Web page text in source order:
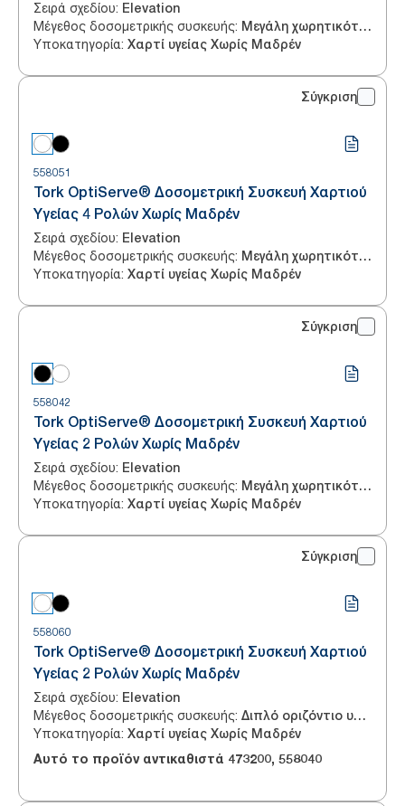
Σειρά σχεδίου: Elevation
Μέγεθος δοσομετρικής συσκευής: Μεγάλη χωρητικότητα
Υποκατηγορία: Χαρτί υγείας Χωρίς Μαδρέν
Σύγκριση
558051
Tork OptiServe® Δοσομετρική Συσκευή Χαρτιού
Υγείας 4 Ρολών Χωρίς Μαδρέν
Σειρά σχεδίου: Elevation
Μέγεθος δοσομετρικής συσκευής: Μεγάλη χωρητικότητα
Υποκατηγορία: Χαρτί υγείας Χωρίς Μαδρέν
Σύγκριση
558042
Tork OptiServe® Δοσομετρική Συσκευή Χαρτιού
Υγείας 2 Ρολών Χωρίς Μαδρέν
Σειρά σχεδίου: Elevation
Μέγεθος δοσομετρικής συσκευής: Μεγάλη χωρητικότητα
Υποκατηγορία: Χαρτί υγείας Χωρίς Μαδρέν
Σύγκριση
558060
Tork OptiServe® Δοσομετρική Συσκευή Χαρτιού
Υγείας 2 Ρολών Χωρίς Μαδρέν
Σειρά σχεδίου: Elevation
Μέγεθος δοσομετρικής συσκευής: Διπλό οριζόντιο υψηλής απόδοσης
Υποκατηγορία: Χαρτί υγείας Χωρίς Μαδρέν
Αυτό το προϊόν αντικαθιστά 473200, 558040